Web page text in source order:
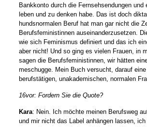
Bankkonto durch die Fernsehsendungen
leben und zu denken habe. Das ist doch
hundsnormalen Beruf hat man gar nicht die
Berufsfeministinnen auseinanderzusetzen.
wie sich Feminismus definiert und das ich
aber nicht! Und so ging es vielen Frauen, in
sagen die Berufsfeministinnen, wir hätten
meschugge. Mein Buch versucht, darauf
berufstätigen, unakademischen, normalen
16vor: Fordern Sie die Quote?
Kara: Nein. Ich möchte meinen Berufsweg
und mir nicht das Label anhängen lassen,